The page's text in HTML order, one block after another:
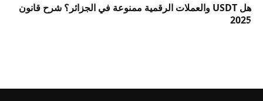
هل USDT والعملات الرقمية ممنوعة في الجزائر؟ شرح قانون
2025